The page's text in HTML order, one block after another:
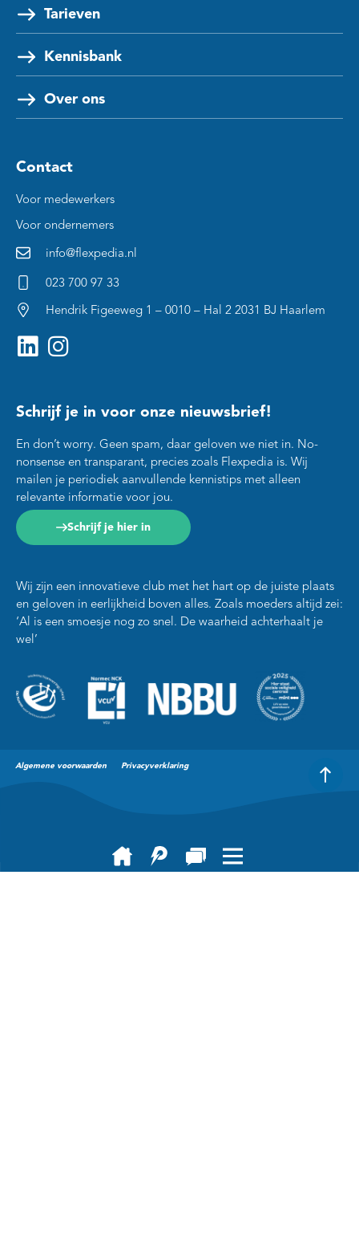
Tarieven
Kennisbank
Over ons
Contact
Voor medewerkers
Voor ondernemers
info@flexpedia.nl
023 700 97 33
Hendrik Figeeweg 1 – 0010 – Hal 2 2031 BJ Haarlem
Schrijf je in voor onze nieuwsbrief!
En don’t worry. Geen spam, daar geloven we niet in. No-
nonsense en transparant, precies zoals Flexpedia is. Wij
mailen je periodiek aanvullende kennistips met alleen
relevante informatie voor jou.
Schrijf je hier in
Wij zijn een innovatieve club met het hart op de juiste plaats
en geloven in eerlijkheid boven alles. Zoals moeders altijd zei:
‘Al is een smoesje nog zo snel. De waarheid achterhaalt je
wel’
Algemene voorwaarden Privacyverklaring